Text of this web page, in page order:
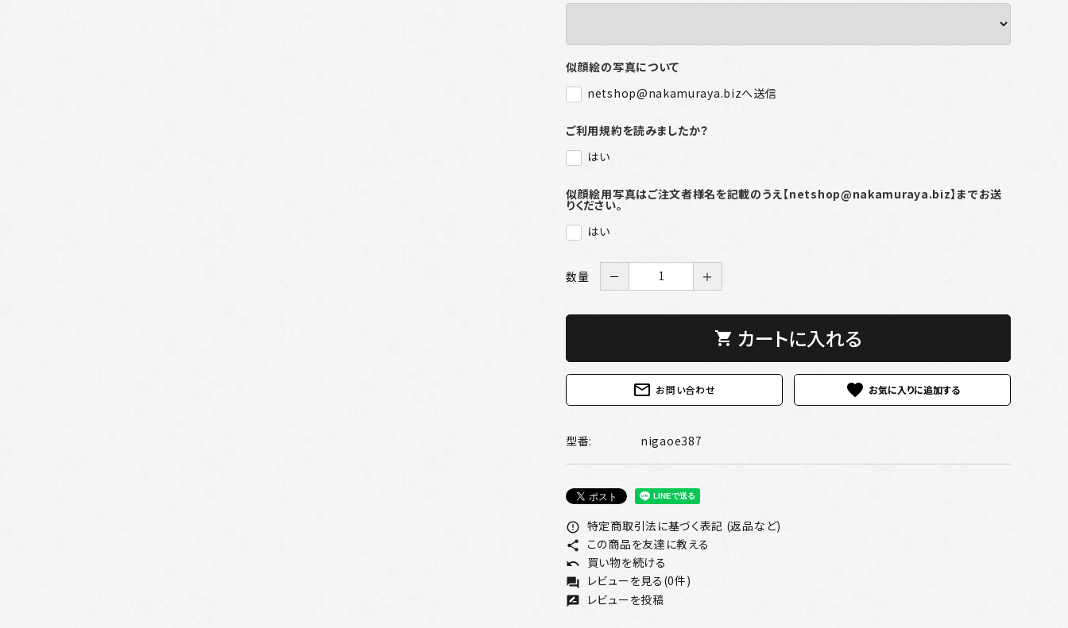
似顔絵の写真について
netshop@nakamuraya.bizへ送信
ご利用規約を読みましたか？
はい
似顔絵用写真はご注文者様名を記載のうえ【netshop@nakamuraya.biz】までお送
りください。
はい
数量 － ＋
shopping_cart カートに入れる
mail_outline お問い合わせ favorite
型番: nigaoe387
error_outline 特定商取引法に基づく表記 (返品など)
share この商品を友達に教える
undo 買い物を続ける
forum レビューを見る(0件)
rate_review レビューを投稿